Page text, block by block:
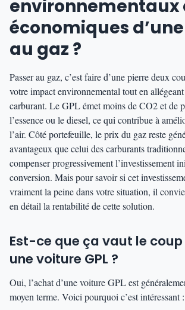
environnementaux
économiques
au gaz ?
Passer au gaz, c’est faire d’une pierre deux
votre impact environnemental tout en allégeant
carburant. Le GPL émet moins de CO2 et de
l’essence ou le diesel, ce qui contribue à
l’air. Côté portefeuille, le prix du gaz reste
avantageux que celui des carburants
compenser progressivement l’investissement
conversion. Mais pour savoir si cet
vraiment la peine dans votre situation, il
en détail la rentabilité de cette solution.
Est-ce que ça vaut le coup
une voiture GPL ?
Oui, l’achat d’une voiture GPL est
moyen terme. Voici pourquoi c’est intéressant :